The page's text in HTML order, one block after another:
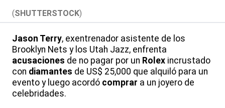
(SHUTTERSTOCK)
Jason Terry, exentrenador asistente de los
Brooklyn Nets y los Utah Jazz, enfrenta
acusaciones de no pagar por un Rolex incrustado
con diamantes de US$ 25,000 que alquiló para un
evento y luego acordó comprar a un joyero de
celebridades.